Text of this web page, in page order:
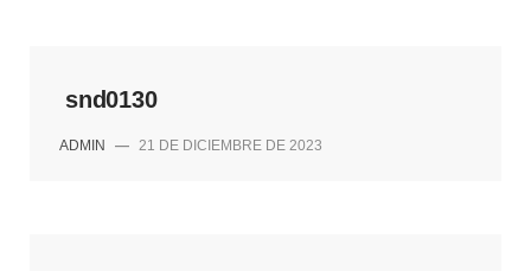
snd0130
ADMIN — 21 DE DICIEMBRE DE 2023